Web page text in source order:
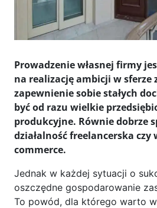
Prowadzenie własnej firmy
na realizację ambicji w sferze
zapewnienie sobie stałych
być od razu wielkie
produkcyjne. Równie dobrze
działalność freelancerska czy
commerce.
Jednak w każdej sytuacji o
oszczędne gospodarowanie
To powód, dla którego warto